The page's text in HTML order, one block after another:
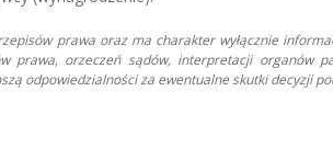
prawa oraz ma charakter wyłącznie
orzeczeń sądów, interpretacji organów
odpowiedzialności za ewentualne skutki decyzji